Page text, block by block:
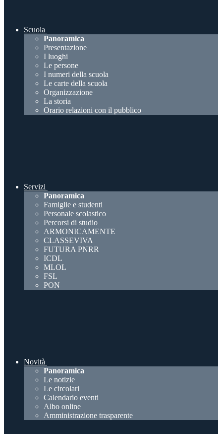
Scuola
Panoramica
Presentazione
I luoghi
Le persone
I numeri della scuola
Le carte della scuola
Organizzazione
La storia
Orario relazioni con il pubblico
Servizi
Panoramica
Famiglie e studenti
Personale scolastico
Percorsi di studio
ARMONICAMENTE
CLASSEVIVA
FUTURA PNRR
ICDL
MLOL
FSL
PON
Novità
Panoramica
Le notizie
Le circolari
Calendario eventi
Albo online
Amministrazione trasparente